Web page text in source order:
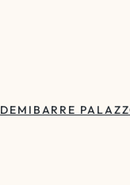
DEMIBARRE